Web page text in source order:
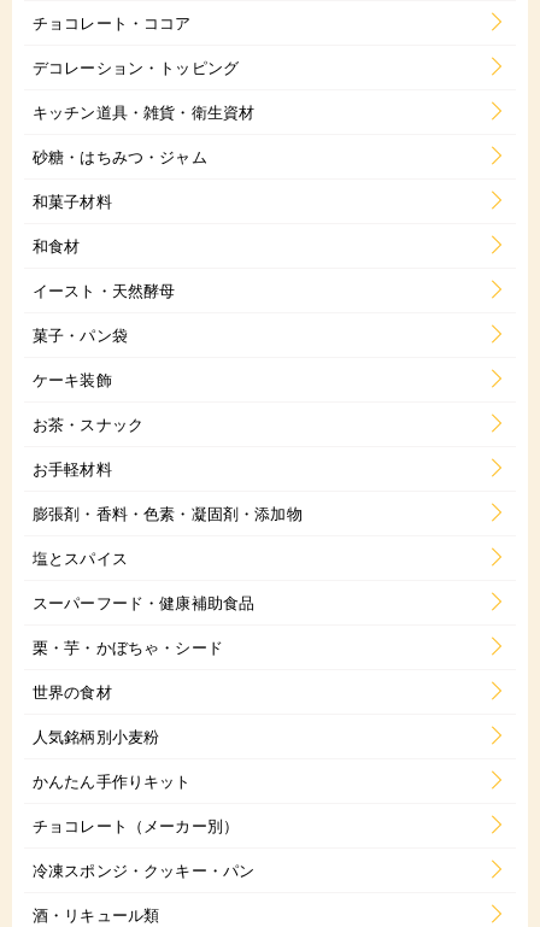
チョコレート・ココア
デコレーション・トッピング
キッチン道具・雑貨・衛生資材
砂糖・はちみつ・ジャム
和菓子材料
和食材
イースト・天然酵母
菓子・パン袋
ケーキ装飾
お茶・スナック
お手軽材料
膨張剤・香料・色素・凝固剤・添加物
塩とスパイス
スーパーフード・健康補助食品
栗・芋・かぼちゃ・シード
世界の食材
人気銘柄別小麦粉
かんたん手作りキット
チョコレート（メーカー別）
冷凍スポンジ・クッキー・パン
酒・リキュール類